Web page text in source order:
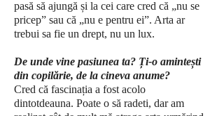
pasă să ajungă și la cei care cred că „nu se
pricep” sau că „nu e pentru ei”. Arta ar
trebui sa fie un drept, nu un lux.
De unde vine pasiunea ta? Ți-o amintești
din copilărie, de la cineva anume?
Cred că fascinația a fost acolo
dintotdeauna. Poate o să radeti, dar am